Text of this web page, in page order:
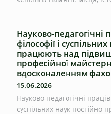
Науково-
філософії і
працюють над
професійної
вдосконаленням
15.06.2026
Науково-педагогічні
суспільних наук